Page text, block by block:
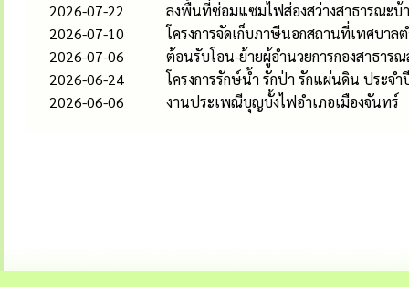
2026-07-22
ลงพื้นที่ซ่อมแซมไฟส่องสว่างสาธารณะบ้
2026-07-10
โครงการจัดเก็บภาษีนอกสถานที่เทศบาล
2026-07-06
ต้อนรับโอน-ย้ายผู้อำนวยการกองสาธาร
2026-06-24
โครงการรักษ์น้ำ รักป่า รักแผ่นดิน ประจ
2026-06-06
งานประเพณีบุญบั้งไฟอำเภอเมืองจันทร์